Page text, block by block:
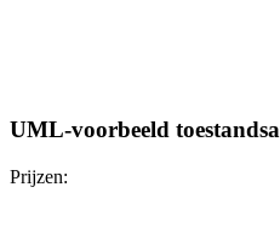
UML-voorbeeld
Prijzen: